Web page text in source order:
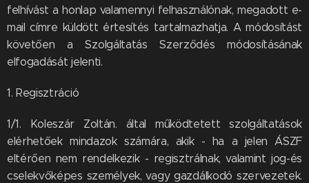
felhívást a honlap valamennyi felhasználónak, megadott e-
mail címre küldött értesítés tartalmazhatja. A módosítást
követően a Szolgáltatás Szerződés módosításának
elfogadását jelenti.
1. Regisztráció
1/1. Koleszár Zoltán. által működtetett szolgáltatások
elérhetőek mindazok számára, akik - ha a jelen ÁSZF
eltérően nem rendelkezik - regisztrálnak, valamint jog-és
cselekvőképes személyek, vagy gazdálkodó szervezetek.